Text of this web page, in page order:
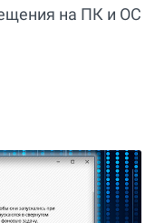
на ПК и ОС